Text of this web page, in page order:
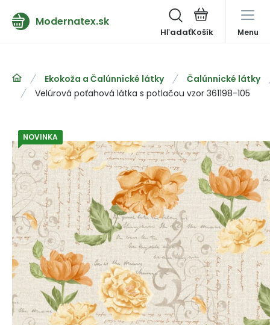
Modernatex.sk
Hľadať Menu
Ekokoža a Čalúnnické látky
Čalúnnické látky
Velúrová poťahová látka s potlačou vzor 361198-105
NOVINKA